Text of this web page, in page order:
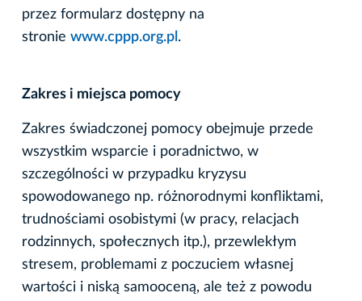
przez formularz dostępny na
stronie www.cppp.org.pl .
Zakres i miejsca pomocy
Zakres świadczonej pomocy obejmuje przede
wszystkim wsparcie i poradnictwo, w
szczególności w przypadku kryzysu
spowodowanego np. różnorodnymi konfliktami,
trudnościami osobistymi (w pracy, relacjach
rodzinnych, społecznych itp.), przewlekłym
stresem, problemami z poczuciem własnej
wartości i niską samooceną, ale też z powodu